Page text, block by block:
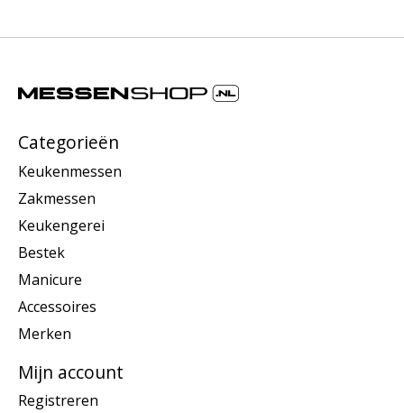
Categorieën
Keukenmessen
Zakmessen
Keukengerei
Bestek
Manicure
Accessoires
Merken
Mijn account
Registreren